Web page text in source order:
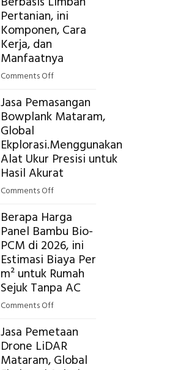
Mataram,
Digital
Eksplorasi
Pastikan
Pertanian, ini
Komponen, Cara
Kerja, dan
Manfaatnya
Comments Offon
Cooler
Berbasis
Pertanian,
ini
Komponen,
Manfaatnya
Jasa Pemasangan
Bowplank Mataram,
Global
Ekplorasi.Menggunakan
Alat Ukur Presisi untuk
Hasil Akurat
Comments Offon
Pemasangan
Bowplank
Mataram,
Global
Ekplorasi.Menggunakan
Alat
untuk
Hasil
Akurat
Berapa Harga
Panel Bambu Bio-
PCM di 2026, ini
Estimasi Biaya Per
m² untuk Rumah
Sejuk Tanpa AC
Comments Offon
Harga
Panel
Bambu
Jasa Pemetaan
Drone LiDAR
Mataram, Global